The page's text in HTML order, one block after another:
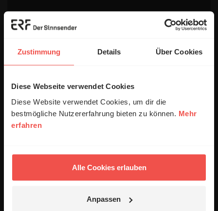
Zustimmung Details Über Cookies
Diese Webseite verwendet Cookies
Diese Website verwendet Cookies, um dir die
bestmögliche Nutzererfahrung bieten zu können. Mehr
erfahren
Alle Cookies erlauben
Anpassen
Die E-Mail-Adresse wird nicht veröffentlicht.
Ich bin damit einverstanden, dass meine Angaben
anonymisiert erfasst und zum Zweck der
Ihrer Daten an Dritte. Näheres siehe
Datenschutzerklärung.
Alle Kommentare werden redaktionell geprüft. Wir behalten
Veröffentlichung besteht nicht. Bitte beachten Sie beim